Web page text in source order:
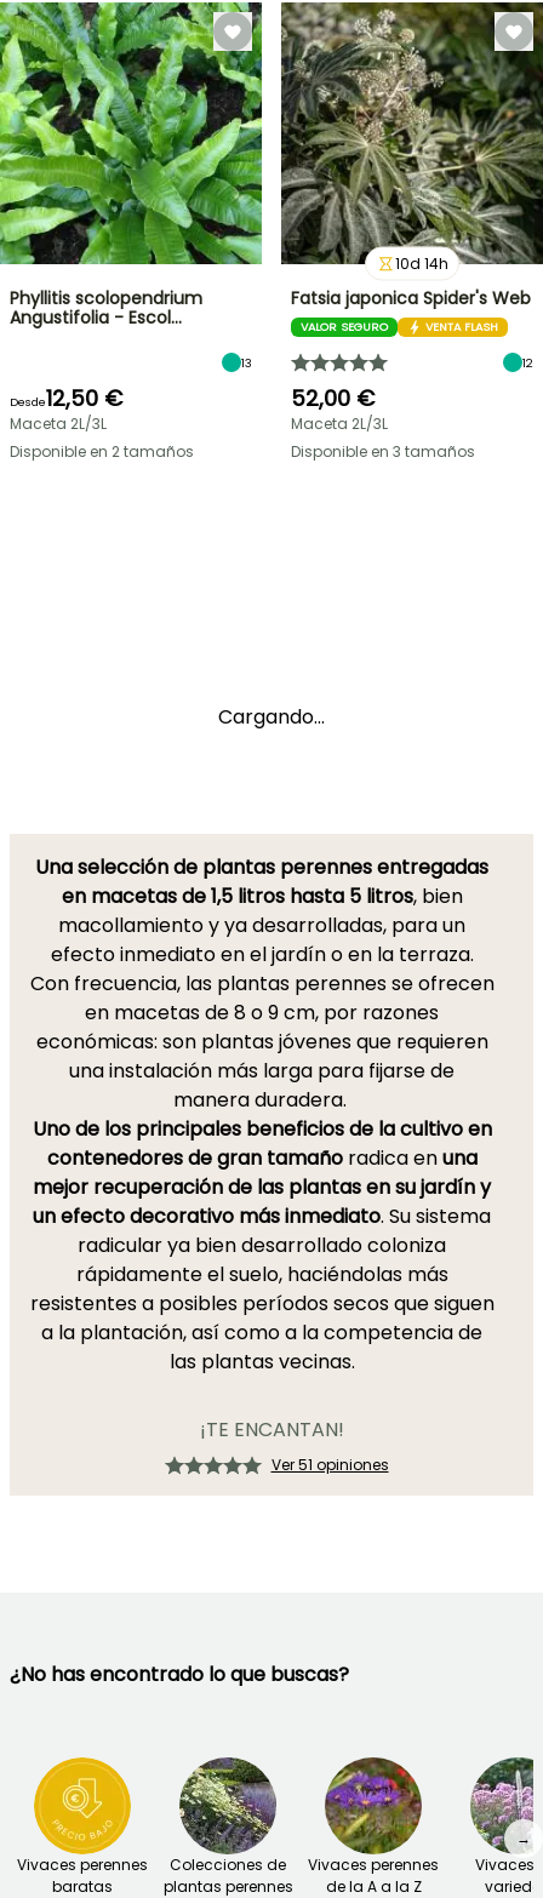
Phyllitis scolopendrium
Angustifolia - Escol…
13
Desde12,50 €
Maceta 2L/3L
Disponible en 2 tamaños
10d 14h
Fatsia japonica Spider's Web
VALOR SEGURO VENTA FLASH
12
52,00 €
Maceta 2L/3L
Disponible en 3 tamaños
Cargando...
Una selección de plantas perennes entregadas
en macetas de 1,5 litros hasta 5 litros, bien
macollamiento y ya desarrolladas, para un
efecto inmediato en el jardín o en la terraza.
Con frecuencia, las plantas perennes se ofrecen
en macetas de 8 o 9 cm, por razones
económicas: son plantas jóvenes que requieren
una instalación más larga para fijarse de
manera duradera.
Uno de los principales beneficios de la cultivo en
contenedores de gran tamañoradica enuna
mejor recuperación de las plantasen su jardín y
un efecto decorativo más inmediato. Su sistema
radicular ya bien desarrollado coloniza
rápidamente el suelo, haciéndolas más
resistentes a posibles períodos secos que siguen
a la plantación, así como a la competencia de
las plantas vecinas.
¡TE ENCANTAN!
Ver 51 opiniones
¿No has encontrado lo que buscas?
Vivaces perennes
baratas
Colecciones de
plantas perennes
Vivaces perennes
de la A a la Z
Vivaces
→